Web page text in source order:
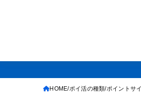
HOME ポイ活の種類 ポイントサ